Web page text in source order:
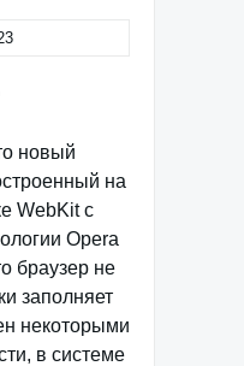
новый
на
WebKit с
Opera
браузер не
заполняет
некоторыми
в системе